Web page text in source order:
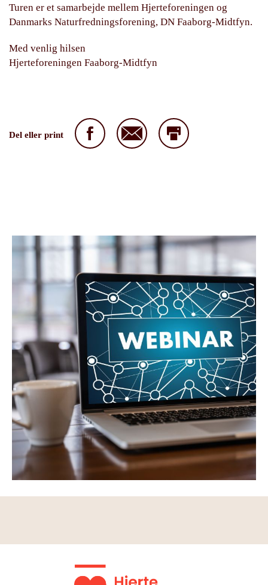
Turen er et samarbejde mellem Hjerteforeningen og
Danmarks Naturfredningsforening, DN Faaborg-Midtfyn.
Med venlig hilsen
Hjerteforeningen Faaborg-Midtfyn
Del eller print